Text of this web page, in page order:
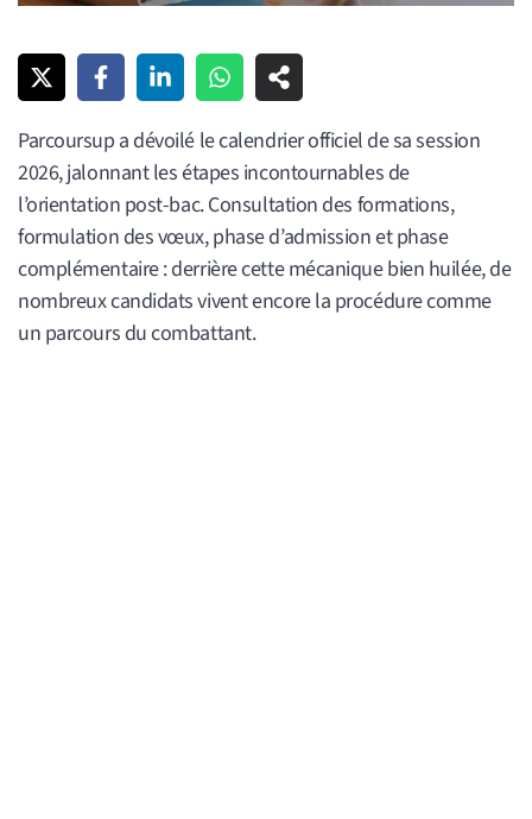
Parcoursup a dévoilé le calendrier officiel de sa session
2026, jalonnant les étapes incontournables de
l’orientation post-bac. Consultation des formations,
formulation des vœux, phase d’admission et phase
complémentaire : derrière cette mécanique bien huilée, de
nombreux candidats vivent encore la procédure comme
un parcours du combattant.